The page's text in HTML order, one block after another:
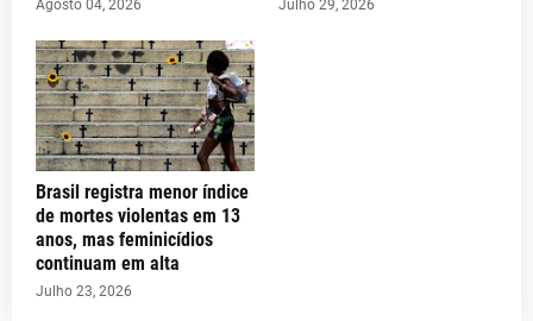
Agosto 04, 2026 Julho 29, 2026
Brasil registra menor índice
de mortes violentas em 13
anos, mas feminicídios
continuam em alta
Julho 23, 2026